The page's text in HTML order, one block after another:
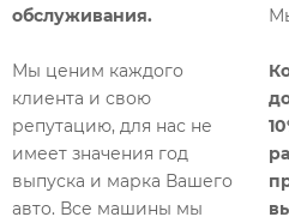
обслуживания.
Мы ценим каждого
клиента и свою
репутацию, для нас не
имеет значения год
выпуска и марка Вашего
авто. Все машины мы